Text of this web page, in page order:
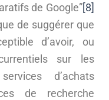
de Google”[8]
de suggérer que
d’avoir, ou
sur les
d’achats
de recherche